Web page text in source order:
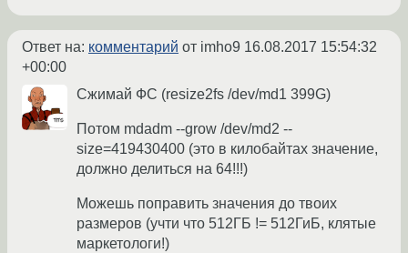
Ответ на: комментарий от imho9 16.08.2017 15:54:32
+00:00
Сжимай ФС (resize2fs /dev/md1 399G)
Потом mdadm --grow /dev/md2 --
size=419430400 (это в килобайтах значение,
должно делиться на 64!!!)
Можешь поправить значения до твоих
размеров (учти что 512ГБ != 512ГиБ, клятые
маркетологи!)